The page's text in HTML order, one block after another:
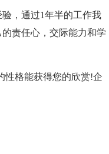
，通过1年半的工作我
责任心，交际能力和学
格能获得您的欣赏!企